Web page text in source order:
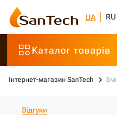
UA RU
Каталог товарів
Інтернет-магазин SanTech
Відгуки